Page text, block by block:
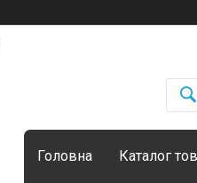
Головна Каталог